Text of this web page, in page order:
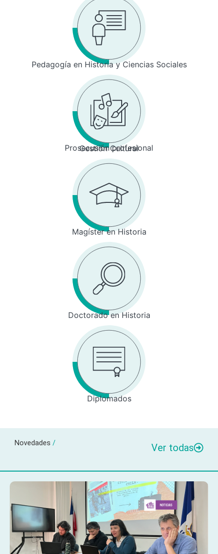
Pedagogía en Historia y Ciencias Sociales
Prosecusión profesional
Gestión Cultural
Magíster en Historia
Doctorado en Historia
Diplomados
Novedades / Ver todas